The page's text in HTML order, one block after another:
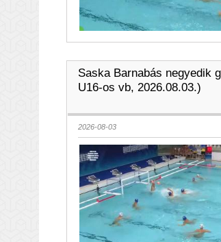
Saska Barnabás negyedik
U16-os vb, 2026.08.03.)
2026-08-03